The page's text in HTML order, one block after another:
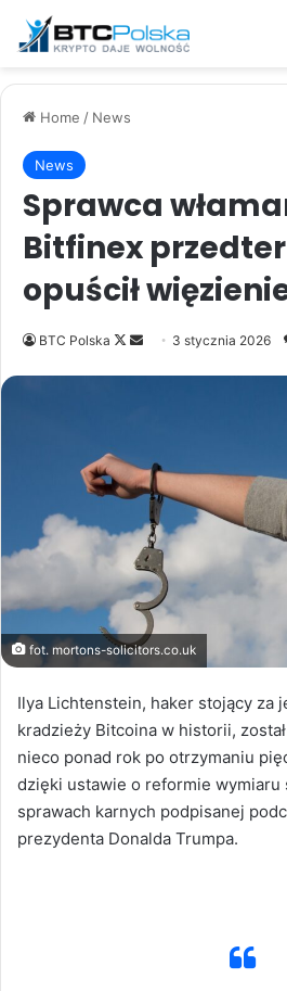
Home / News
News
Sprawca
Bitfinex
opuścił
BTC Polska
Follow
Send 3 stycznia 2026
fot. mortons-solicitors.co.uk
Ilya Lichtenstein, haker stojący za
kradzieży Bitcoina w historii,
nieco ponad rok po otrzymaniu
dzięki ustawie o reformie
sprawach karnych podpisanej
prezydenta Donalda Trumpa.